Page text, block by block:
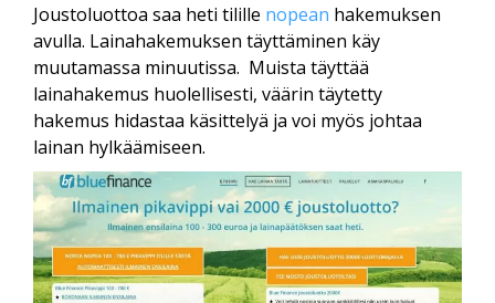
Joustoluottoa saa heti tilille nopean hakemuksen
avulla. Lainahakemuksen täyttäminen käy
muutamassa minuutissa. Muista täyttää
lainahakemus huolellisesti, väärin täytetty
hakemus hidastaa käsittelyä ja voi myös johtaa
lainan hylkäämiseen.